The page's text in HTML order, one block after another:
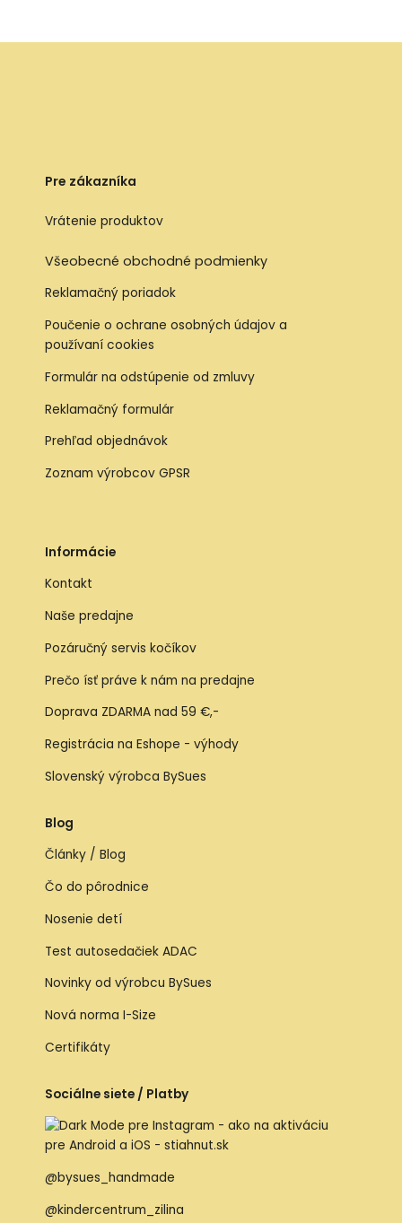
Pre zákazníka
Vrátenie produktov
Všeobecné obchodné podmienky
Reklamačný poriadok
Poučenie o ochrane osobných údajov a
používaní cookies
Formulár na odstúpenie od zmluvy
Reklamačný formulár
Prehľad objednávok
Zoznam výrobcov GPSR
Informácie
Kontakt
Naše predajne
Pozáručný servis kočíkov
Prečo ísť práve k nám na predajne
Doprava ZDARMA nad 59 €,-
Registrácia na Eshope - výhody
Slovenský výrobca BySues
Blog
Články / Blog
Čo do pôrodnice
Nosenie detí
Test autosedačiek ADAC
Novinky od výrobcu BySues
Nová norma I-Size
Certifikáty
Sociálne siete / Platby
@bysues_handmade
@kindercentrum_zilina